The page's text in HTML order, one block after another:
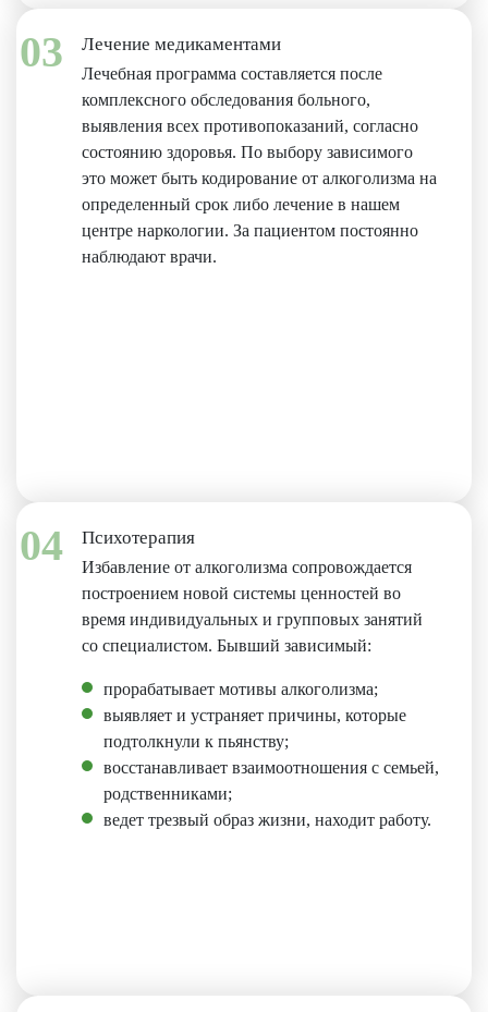
03 Лечение медикаментами
Лечебная программа составляется после
комплексного обследования больного,
выявления всех противопоказаний, согласно
состоянию здоровья. По выбору зависимого
это может быть кодирование от алкоголизма на
определенный срок либо лечение в нашем
центре наркологии. За пациентом постоянно
наблюдают врачи.
04 Психотерапия
Избавление от алкоголизма сопровождается
построением новой системы ценностей во
время индивидуальных и групповых занятий
со специалистом. Бывший зависимый:
прорабатывает мотивы алкоголизма;
выявляет и устраняет причины, которые
подтолкнули к пьянству;
восстанавливает взаимоотношения с семьей,
родственниками;
ведет трезвый образ жизни, находит работу.